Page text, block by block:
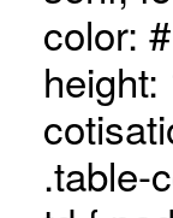
color:
.table-